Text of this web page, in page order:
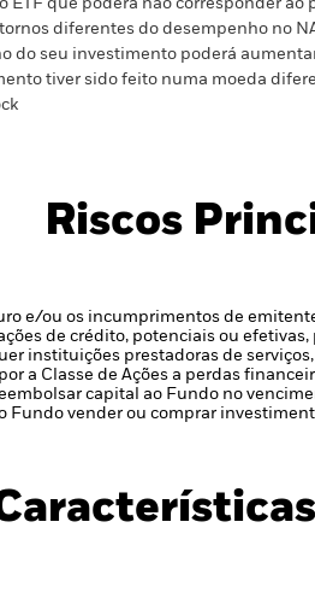
ETF que poderá não corresponder
diferentes do desempenho no
do seu investimento poderá
tiver sido feito numa moeda
Riscos
e/ou os incumprimentos de
de crédito, potenciais ou
instituições prestadoras de
a Classe de Ações a perdas
capital ao Fundo no
Fundo vender ou comprar